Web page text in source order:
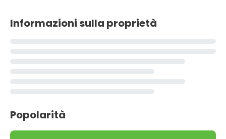
Informazioni sulla proprietà
Popolarità